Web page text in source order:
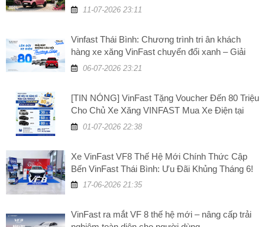
11-07-2026 23:11
Vinfast Thái Bình: Chương trình tri ân khách
hàng xe xăng VinFast chuyển đổi xanh – Giải
đáp những câu hỏi thường gặp
06-07-2026 23:21
[TIN NÓNG] VinFast Tặng Voucher Đến 80 Triệu
Cho Chủ Xe Xăng VINFAST Mua Xe Điện tại
VinFast Thái Bình
01-07-2026 22:38
Xe VinFast VF8 Thế Hệ Mới Chính Thức Cập
Bến VinFast Thái Bình: Ưu Đãi Khủng Tháng 6!
17-06-2026 21:35
VinFast ra mắt VF 8 thế hệ mới – nâng cấp trải